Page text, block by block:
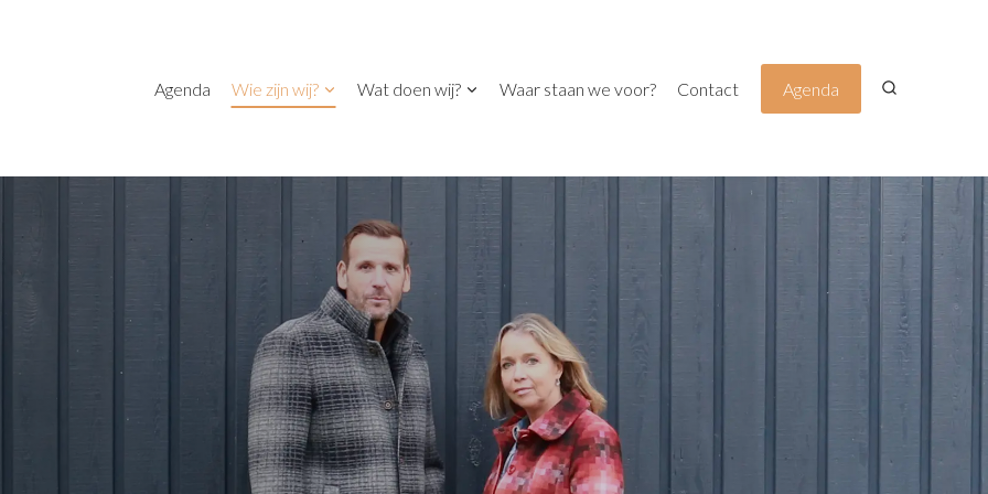
Agenda Wie zijn wij? Wat doen wij? Waar staan we voor? Contact Agenda